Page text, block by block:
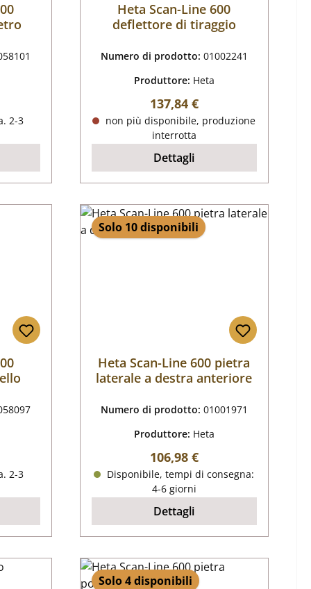
2-3
Heta Scan-Line 600
deflettore di tiraggio
Numero di prodotto: 01002241
Produttore: Heta
Prezzo normale:
137,84 €
non più disponibile, produzione
interrotta
Dettagli
2-3
Solo 10 disponibili
Heta Scan-Line 600 pietra
laterale a destra anteriore
Numero di prodotto: 01001971
Produttore: Heta
Prezzo normale:
106,98 €
Disponibile, tempi di consegna:
4-6 giorni
Dettagli
Solo 4 disponibili